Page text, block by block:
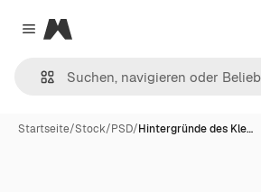
Close menu
Magnific
Startseite/Stock/PSD/Hintergründe des Kle…